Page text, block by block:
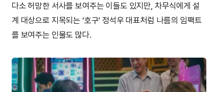
다소 허망한 서사를 보여주는 이들도 있지만, 차무식에게 설
계 대상으로 지목되는 ‘호구’ 정석우 대표처럼 나름의 임팩트
를 보여주는 인물도 많다.